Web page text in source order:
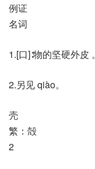
例证
名词
1.[口]∶物的坚硬外皮 。
2.另见 qiào。
壳
繁：殻
2